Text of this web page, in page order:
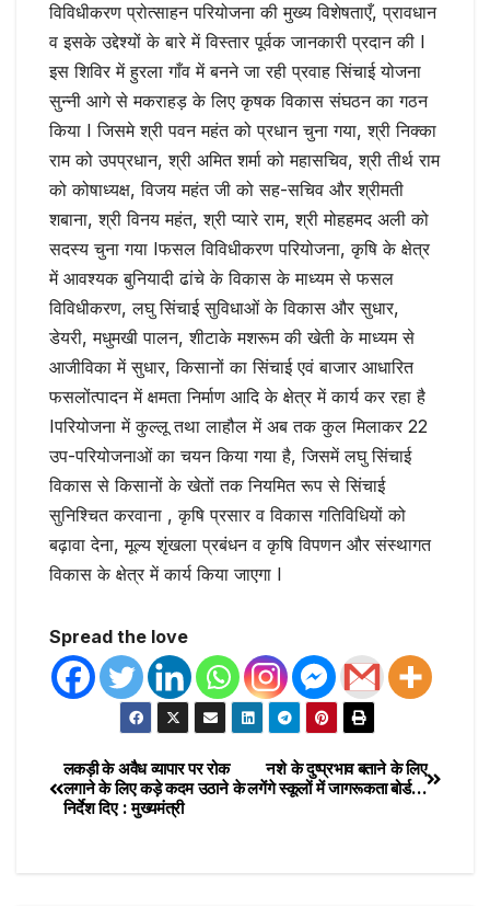
विविधीकरण प्रोत्साहन परियोजना की मुख्य विशेषताएँ, प्रावधान
व इसके उद्देश्यों के बारे में विस्तार पूर्वक जानकारी प्रदान की I
इस शिविर में हुरला गाँव में बनने जा रही प्रवाह सिंचाई योजना
सुन्नी आगे से मकराहड़ के लिए कृषक विकास संघठन का गठन
किया I जिसमे श्री पवन महंत को प्रधान चुना गया, श्री निक्का
राम को उपप्रधान, श्री अमित शर्मा को महासचिव, श्री तीर्थ राम
को कोषाध्यक्ष, विजय महंत जी को सह-सचिव और श्रीमती
शबाना, श्री विनय महंत, श्री प्यारे राम, श्री मोहहमद अली को
सदस्य चुना गया Iफसल विविधीकरण परियोजना, कृषि के क्षेत्र
में आवश्यक बुनियादी ढांचे के विकास के माध्यम से फसल
विविधीकरण, लघु सिंचाई सुविधाओं के विकास और सुधार,
डेयरी, मधुमखी पालन, शीटाके मशरूम की खेती के माध्यम से
आजीविका में सुधार, किसानों का सिंचाई एवं बाजार आधारित
फसलोंत्पादन में क्षमता निर्माण आदि के क्षेत्र में कार्य कर रहा है
Iपरियोजना में कुल्लू तथा लाहौल में अब तक कुल मिलाकर 22
उप-परियोजनाओं का चयन किया गया है, जिसमें लघु सिंचाई
विकास से किसानों के खेतों तक नियमित रूप से सिंचाई
सुनिश्चित करवाना , कृषि प्रसार व विकास गतिविधियों को
बढ़ावा देना, मूल्य शृंखला प्रबंधन व कृषि विपणन और संस्थागत
विकास के क्षेत्र में कार्य किया जाएगा I
Spread the love
नशे के दुष्प्रभाव बताने के लिए
लगेंगे स्कूलों में जागरूकता बोर्ड…
लकड़ी के अवैध व्यापार पर रोक
लगाने के लिए कड़े कदम उठाने के
निर्देश दिए : मुख्यमंत्री